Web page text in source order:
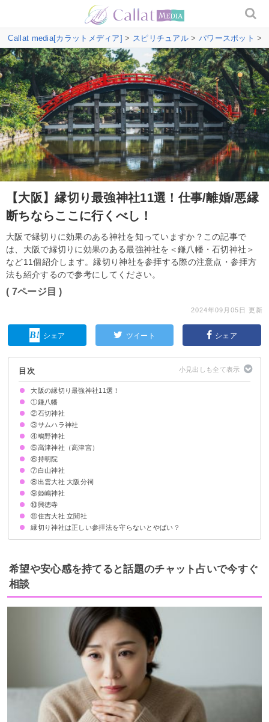
Callat media[カラットメディア] > スピリチュアル > パワースポット >
【大阪】縁切り最強神社11選！仕事/離婚/悪縁
断ちならここに行くべし！
大阪で縁切りに効果のある神社を知っていますか？この記事で
は、大阪で縁切りに効果のある最強神社を＜鎌八幡・石切神社＞
など11個紹介します。縁切り神社を参拝する際の注意点・参拝方
法も紹介するので参考にしてください。
( 7ページ目 )
2024年09月05日 更新
シェア ツイート シェア
目次
大阪の縁切り最強神社11選！
①鎌八幡
歴史
ご利益
アクセス
口コミ
②石切神社
歴史
ご利益
アクセス
口コミ
③サムハラ神社
歴史
ご利益
アクセス
口コミ
④鴫野神社
歴史
ご利益
アクセス
口コミ
⑤高津神社（高津宮）
歴史
ご利益
アクセス
口コミ
⑥持明院
歴史
ご利益
アクセス
口コミ
⑦白山神社
歴史
ご利益
アクセス
口コミ
⑧出雲大社 大阪分祠
歴史
ご利益
アクセス
口コミ
⑨姫嶋神社
歴史
ご利益
アクセス
口コミ
⑩興徳寺
歴史
ご利益
アクセス
口コミ
⑪住吉大社 立聞社
歴史
ご利益
アクセス
口コミ
縁切り神社は正しい参拝法を守らないとやばい？
希望や安心感を持てると話題のチャット占いで今すぐ
相談